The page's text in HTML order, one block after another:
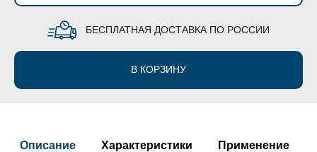
БЕСПЛАТНАЯ ДОСТАВКА ПО РОССИИ
В КОРЗИНУ
Описание Характеристики Применение